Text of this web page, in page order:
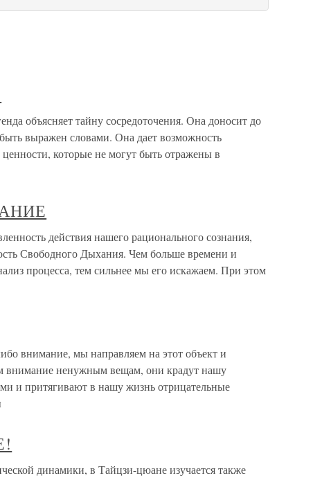
объясняет тайну сосредоточения. Она доносит до
выражен словами. Она дает возможность
которые не могут быть отражены в
действия нашего рационального сознания,
Свободного Дыхания. Чем больше времени и
процесса, тем сильнее мы его искажаем. При этом
внимание, мы направляем на этот объект и
внимание ненужным вещам, они крадут нашу
и притягивают в нашу жизнь отрицательные
динамики, в Тайцзи-цюане изучается также